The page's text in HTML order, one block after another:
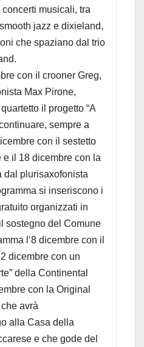
musicali, tra
jazz e dixieland,
che spaziano dal trio
con il crooner Greg,
Max Pirone,
il progetto “A
sempre a
con il sestetto
il 18 dicembre con la
dal plurisaxofonista
si inseriscono i
organizzati in
sostegno del Comune
l’8 dicembre con il
dicembre con un
della Continental
con la Original
avrà
alla Casa della
e che gode del